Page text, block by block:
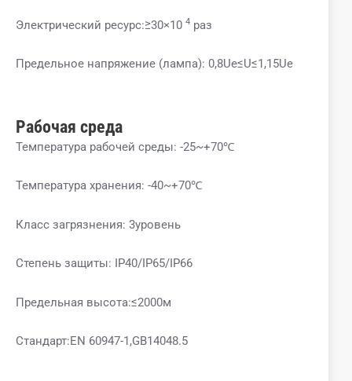
Электрический ресурс:≥30×10 4 раз
Предельное напряжение (лампа): 0,8Ue≤U≤1,15Ue
Рабочая среда
Температура рабочей среды: -25~+70℃
Температура хранения: -40~+70℃
Класс загрязнения: 3уровень
Степень защиты: IP40/IP65/IP66
Предельная высота:≤2000м
Стандарт:EN 60947-1,GB14048.5